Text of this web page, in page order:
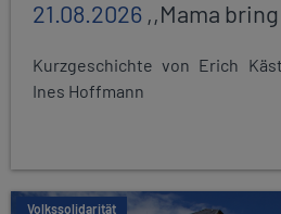
21.08.2026 ,,Mama
Kurzgeschichte von Erich
Ines Hoffmann
Volkssolidarität